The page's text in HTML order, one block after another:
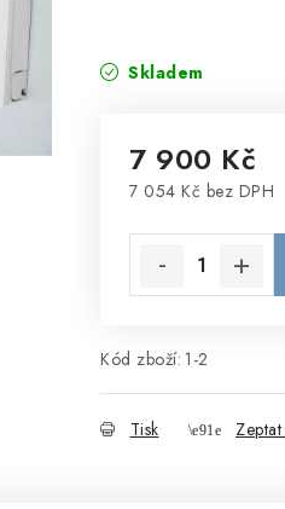
Skladem
7 900 Kč
7 054 Kč bez DPH
Kód zboží: 1-2
Tisk